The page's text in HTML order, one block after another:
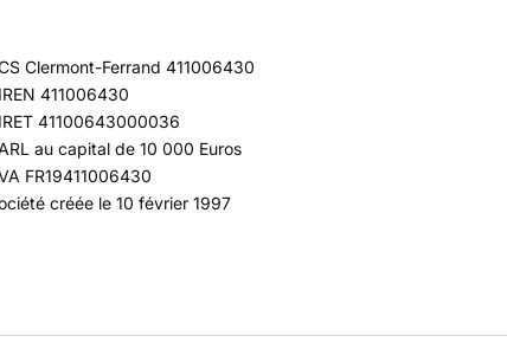
Clermont-Ferrand 411006430
411006430
41100643000036
au capital de 10 000 Euros
FR19411006430
créée le 10 février 1997